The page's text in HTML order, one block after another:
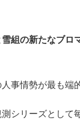
組の新たなブロ
事情勢が最も端
シリーズとして